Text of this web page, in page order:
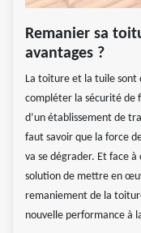
Remanier sa
avantages ?
La toiture et la tuile sont
compléter la sécurité de
d’un établissement de
faut savoir que la force
va se dégrader. Et face
solution de mettre en
remaniement de la
nouvelle performance à